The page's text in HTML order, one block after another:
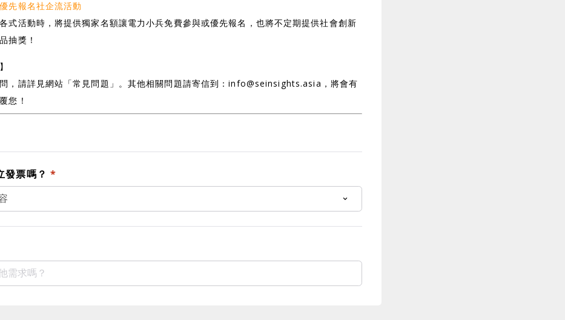
先報名社企流活動
式活動時，將提供獨家名額讓電力小兵免費參與或優先報名，也將不定期提供社會創新
抽獎！
，請詳見網站「常見問題」。其他相關問題請寄信到：info@seinsights.asia，將會有
您！
發票嗎？ *